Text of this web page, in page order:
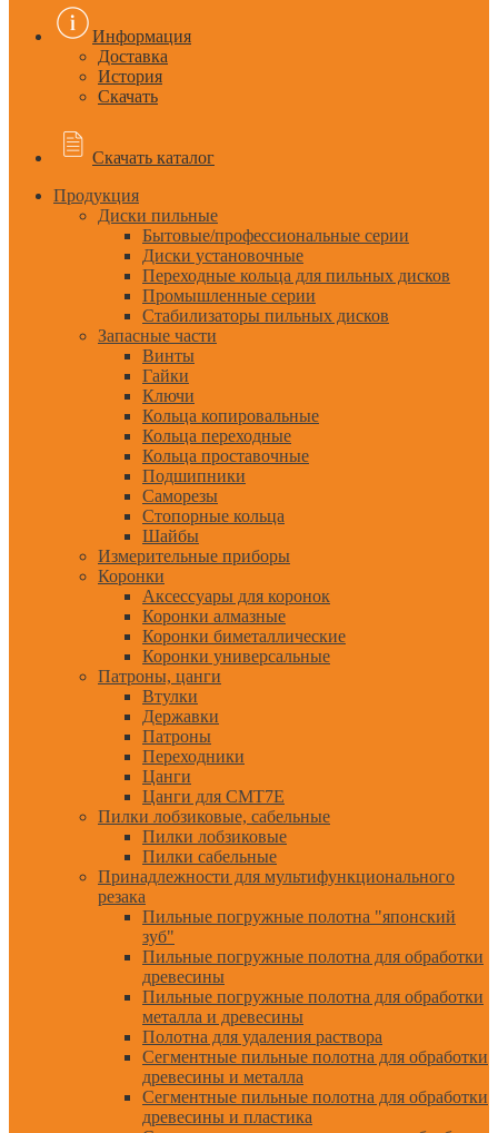
Информация
Доставка
История
Скачать
Скачать каталог
Продукция
Диски пильные
Бытовые/профессиональные серии
Диски установочные
Переходные кольца для пильных дисков
Промышленные серии
Стабилизаторы пильных дисков
Запасные части
Винты
Гайки
Ключи
Кольца копировальные
Кольца переходные
Кольца проставочные
Подшипники
Саморезы
Стопорные кольца
Шайбы
Измерительные приборы
Коронки
Аксессуары для коронок
Коронки алмазные
Коронки биметаллические
Коронки универсальные
Патроны, цанги
Втулки
Державки
Патроны
Переходники
Цанги
Цанги для CMT7E
Пилки лобзиковые, сабельные
Пилки лобзиковые
Пилки сабельные
Принадлежности для мультифункционального
резака
Пильные погружные полотна "японский
зуб"
Пильные погружные полотна для обработки
древесины
Пильные погружные полотна для обработки
металла и древесины
Полотна для удаления раствора
Сегментные пильные полотна для обработки
древесины и металла
Сегментные пильные полотна для обработки
древесины и пластика